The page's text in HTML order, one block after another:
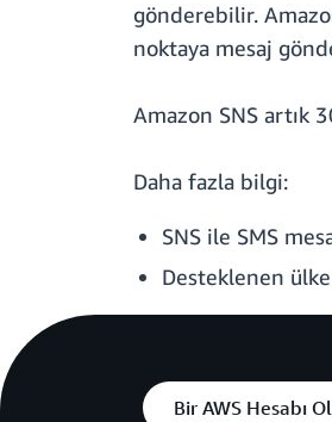
gönderebilir.
noktaya mesaj
Amazon SNS artık
Daha fazla bilgi:
SNS ile SMS
Desteklenen
Bir AWS Hesabı